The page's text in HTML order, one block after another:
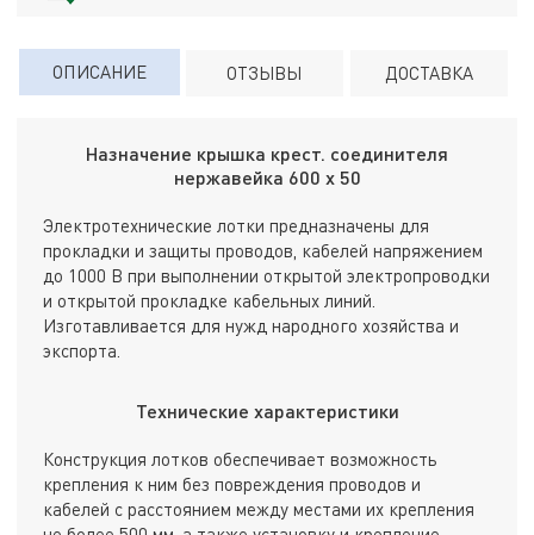
ОПИСАНИЕ ОТЗЫВЫ ДОСТАВКА
Назначение крышка крест. соединителя
нержавейка 600 х 50
Электротехнические лотки предназначены для
прокладки и защиты проводов, кабелей напряжением
до 1000 В при выполнении открытой электропроводки
и открытой прокладке кабельных линий.
Изготавливается для нужд народного хозяйства и
экспорта.
Технические характеристики
Конструкция лотков обеспечивает возможность
крепления к ним без повреждения проводов и
кабелей с расстоянием между местами их крепления